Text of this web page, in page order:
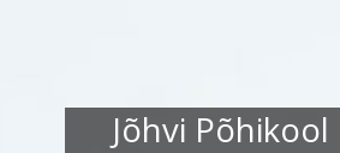
Jõhvi Põhikool